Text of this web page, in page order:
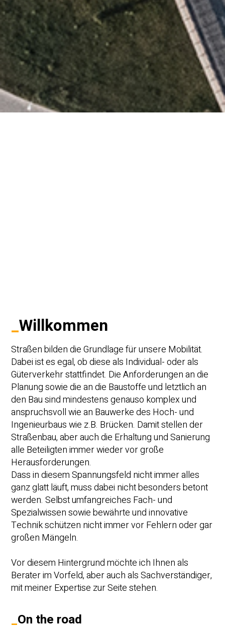
_Willkommen
Straßen bilden die Grundlage für unsere Mobilität.
Dabei ist es egal, ob diese als Individual- oder als
Güterverkehr stattfindet. Die Anforderungen an die
Planung sowie die an die Baustoffe und letztlich an
den Bau sind mindestens genauso komplex und
anspruchsvoll wie an Bauwerke des Hoch- und
Ingenieurbaus wie z.B. Brücken. Damit stellen der
Straßenbau, aber auch die Erhaltung und Sanierung
alle Beteiligten immer wieder vor große
Herausforderungen.
Dass in diesem Spannungsfeld nicht immer alles
ganz glatt läuft, muss dabei nicht besonders betont
werden. Selbst umfangreiches Fach- und
Spezialwissen sowie bewährte und innovative
Technik schützen nicht immer vor Fehlern oder gar
großen Mängeln.
Vor diesem Hintergrund möchte ich Ihnen als
Berater im Vorfeld, aber auch als Sachverständiger,
mit meiner Expertise zur Seite stehen.
_On the road